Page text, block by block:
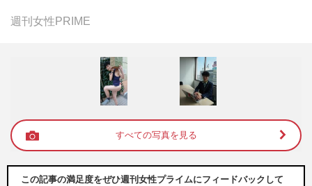
週刊女性PRIME
すべての写真を見る
この記事の満足度をぜひ週刊女性プライムにフィードバックして